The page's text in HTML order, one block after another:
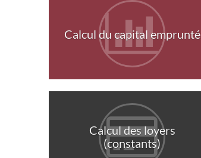
Calcul du capital emprunté
Calcul des loyers
(constants)